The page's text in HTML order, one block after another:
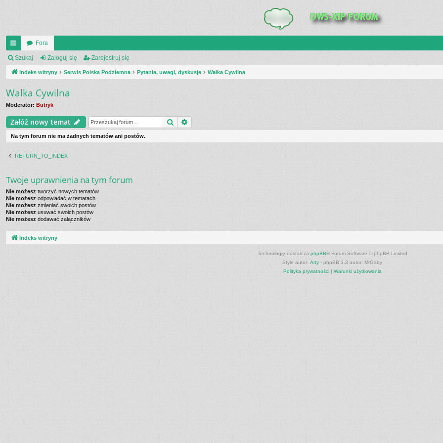
UI
C
_L
IN
K
Fora
Szukaj Zaloguj się Zarejestruj się
Indeks witryny Serwis Polska Podziemna Pytania, uwagi, dyskusje Walka Cywilna
Walka Cywilna
Moderator: Butryk
Załóż nowy temat Szukaj
Na tym forum nie ma żadnych tematów ani postów.
RETURN_TO_INDEX
Twoje uprawnienia na tym forum
Nie możesz tworzyć nowych tematów
Nie możesz odpowiadać w tematach
Nie możesz zmieniać swoich postów
Nie możesz usuwać swoich postów
Nie możesz dodawać załączników
Indeks witryny
Technologię dostarcza phpBB® Forum Software © phpBB Limited
Style autor: Arty - phpBB 3.3 autor: MrGaby
Polityka prywatności| Warunki użytkowania